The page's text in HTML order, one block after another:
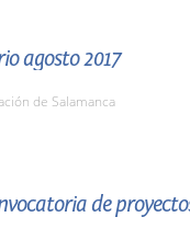
agosto 2017
de Salamanca
de